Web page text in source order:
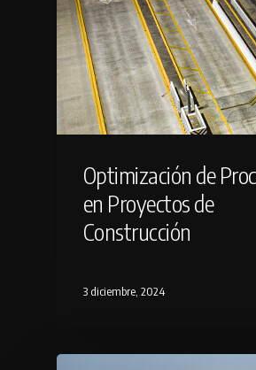
Optimización de
en Proyectos de
Construcción
3 diciembre, 2024